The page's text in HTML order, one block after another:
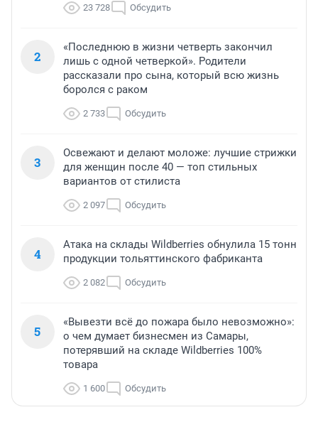
23 728 Обсудить
2
«Последнюю в жизни четверть закончил
лишь с одной четверкой». Родители
рассказали про сына, который всю жизнь
боролся с раком
2 733 Обсудить
3
Освежают и делают моложе: лучшие стрижки
для женщин после 40 — топ стильных
вариантов от стилиста
2 097 Обсудить
4
Атака на склады Wildberries обнулила 15 тонн
продукции тольяттинского фабриканта
2 082 Обсудить
5
«Вывезти всё до пожара было невозможно»:
о чем думает бизнесмен из Самары,
потерявший на складе Wildberries 100%
товара
1 600 Обсудить